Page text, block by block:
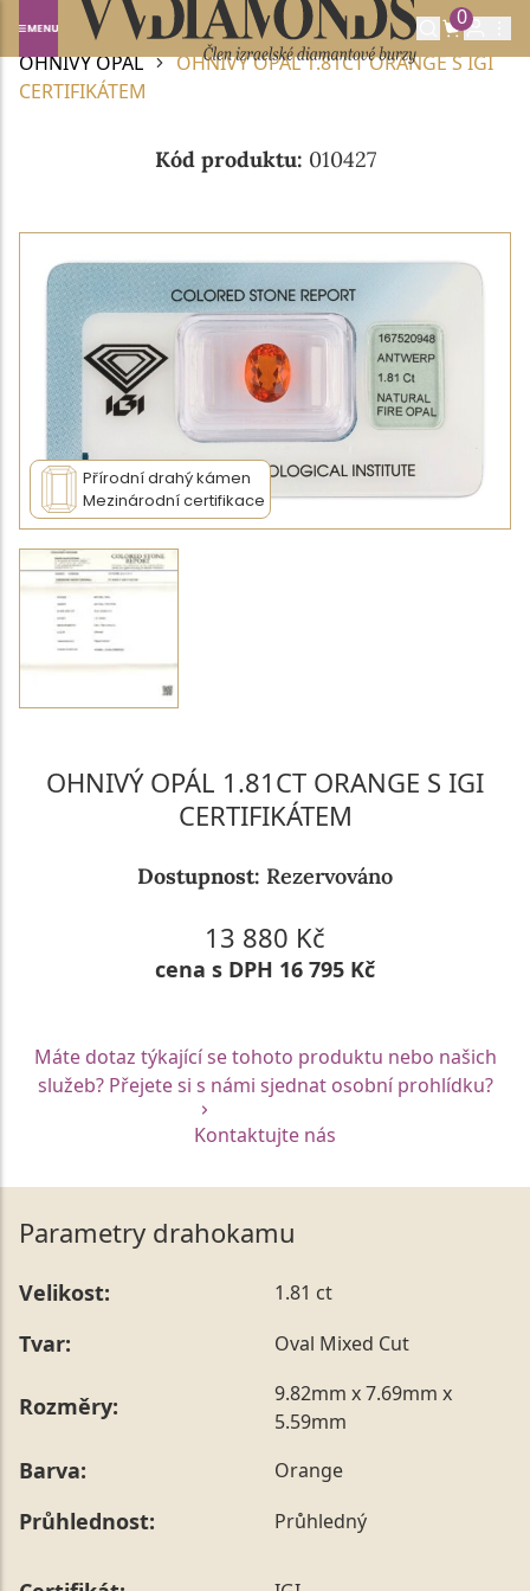
0
Domů
DRAHOKAMY A POLODRAHOKAMY
OHNIVÝ OPÁL
OHNIVÝ OPÁL 1.81CT ORANGE S IGI
CERTIFIKÁTEM
Kód produktu: 010427
Přírodní drahý kámen
Mezinárodní certifikace
OHNIVÝ OPÁL 1.81CT ORANGE S IGI
CERTIFIKÁTEM
Dostupnost: Rezervováno
13 880 Kč
cena s DPH 16 795 Kč
Máte dotaz týkající se tohoto produktu nebo našich
služeb? Přejete si s námi sjednat osobní prohlídku?
Kontaktujte nás
Parametry drahokamu
Velikost: 1.81 ct
Tvar: Oval Mixed Cut
Rozměry:
9.82mm x 7.69mm x
5.59mm
Barva: Orange
Průhlednost: Průhledný